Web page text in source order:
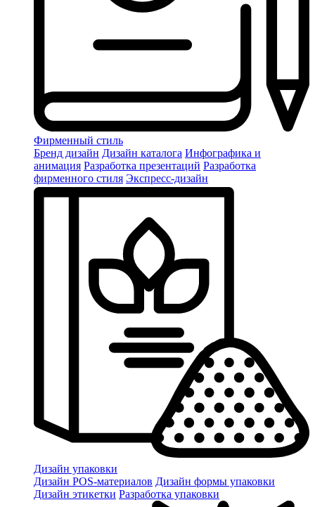
Фирменный стиль
Бренд дизайн Дизайн каталога Инфографика и
анимация Разработка презентаций Разработка
фирменного стиля Экспресс-дизайн
Дизайн упаковки
Дизайн POS-материалов Дизайн формы упаковки
Дизайн этикетки Разработка упаковки